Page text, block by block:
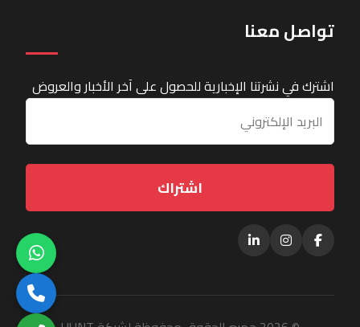
تواصل معنا
اشترك في نشرتنا الإخبارية للحصول على آخر الأخبار والعروض
اشتراك